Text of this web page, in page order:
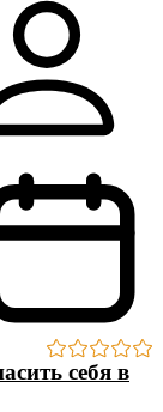
себя в